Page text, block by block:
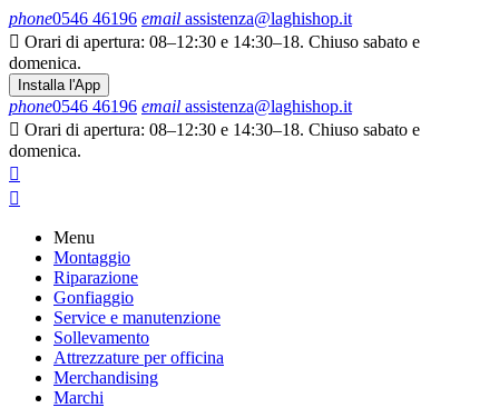
phone0546 46196 email assistenza@laghishop.it
 Orari di apertura: 08–12:30 e 14:30–18. Chiuso sabato e
domenica.
Installa l'App
phone0546 46196 email assistenza@laghishop.it
 Orari di apertura: 08–12:30 e 14:30–18. Chiuso sabato e
domenica.


Menu
Montaggio
Riparazione
Gonfiaggio
Service e manutenzione
Sollevamento
Attrezzature per officina
Merchandising
Marchi